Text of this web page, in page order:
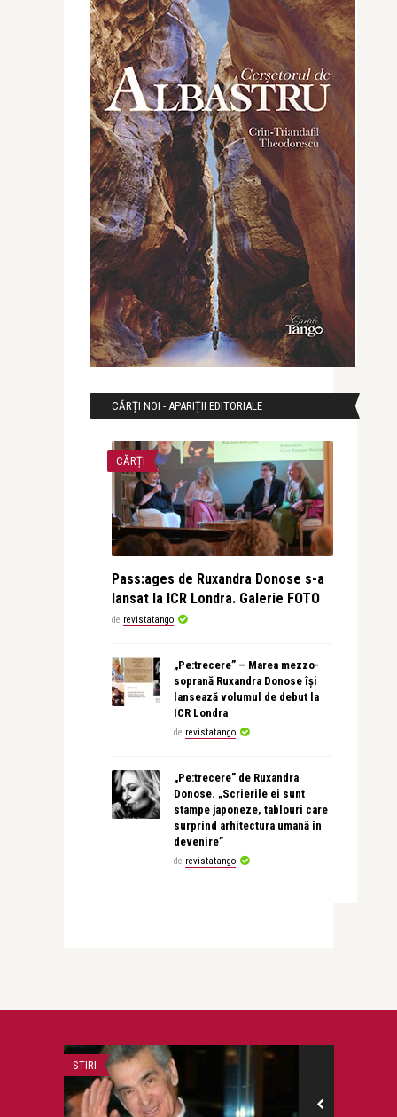
CĂRȚI NOI - APARIȚII EDITORIALE
CĂRȚI
Pass:ages de Ruxandra Donose s-a
lansat la ICR Londra. Galerie FOTO
de revistatango
„Pe:trecere” – Marea mezzo-
soprană Ruxandra Donose își
lansează volumul de debut la
ICR Londra
de revistatango
„Pe:trecere” de Ruxandra
Donose. „Scrierile ei sunt
stampe japoneze, tablouri care
surprind arhitectura umană în
devenire”
de revistatango
STIRI